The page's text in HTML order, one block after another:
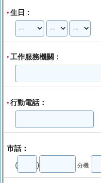
* 生日：
* 工作服務機關：
* 行動電話：
市話：
( ) 分機